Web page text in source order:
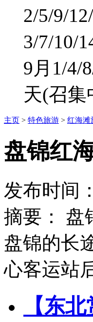
2/5/9/
3/7/10/
9月1/4/
天(召集
主页 > 特色旅游 > 红海滩
盘锦红
发布时间：
摘要：
盘
盘锦的长
心客运站
【东